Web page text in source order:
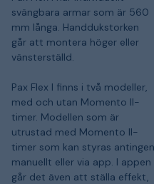
svängbara armar som är 560
mm långa. Handdukstorken
går att montera höger eller
vänsterställd.
Pax Flex I finns i två modeller,
med och utan Momento II-
timer. Modellen som är
utrustad med Momento II-
timer som kan styras antingen
manuellt eller via app. I appen
går det även att ställa effekt,